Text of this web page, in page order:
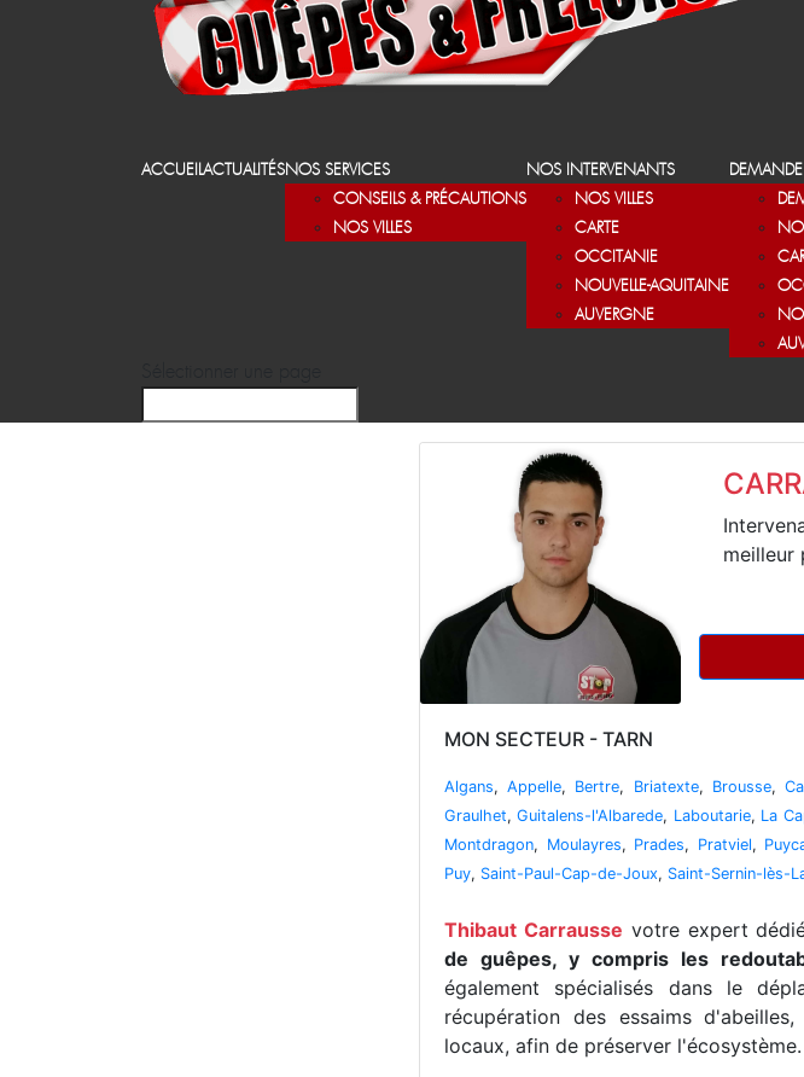
ACCUEILACTUALITÉSNOS SERVICES
CONSEILS & PRÉCAUTIONS
NOS VILLES
NOS INTERVENANTS
NOS VILLES
CARTE
OCCITANIE
NOUVELLE-AQUITAINE
AUVERGNE
meilleur
MON SECTEUR - TARN
Algans,Appelle, Bertre, Briatexte, Brousse,
Graulhet,Guitalens-l'Albarede, Laboutarie, La
Montdragon, Moulayres, Prades, Pratviel,
Puy, Saint-Paul-Cap-de-Joux, Saint-Sernin-lès-
Thibaut Carrausse votre expert
de guêpes, y compris les
également spécialisés dans le
récupération des essaims
locaux, afin de préserver l'écosystème.